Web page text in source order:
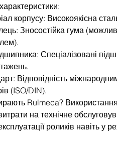
корпусу: Високоякісна
Зносостійка гума
Спеціалізовані
Відповідність
(ISO/DIN).
Rulmeca? Використання
на технічне
роликів навіть у